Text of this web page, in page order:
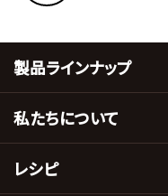
製品ラインナップ
私たちについて
レシピ